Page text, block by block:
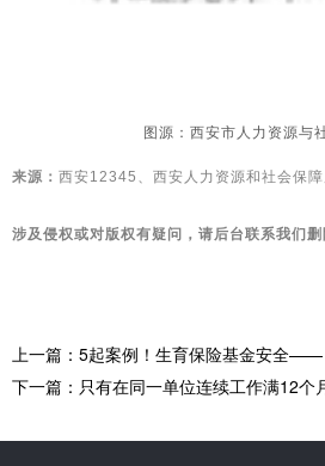
图源：西安市人力资源与
来源： 西安12345、 西安人力资源和社会保障
涉及侵权或对版权有疑问，请后台联系我们删
上一篇：5起案例！生育保险基金安全——
下一篇：只有在同一单位连续工作满12个